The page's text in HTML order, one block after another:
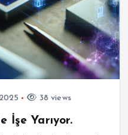
38 views
İşe Yarıyor.